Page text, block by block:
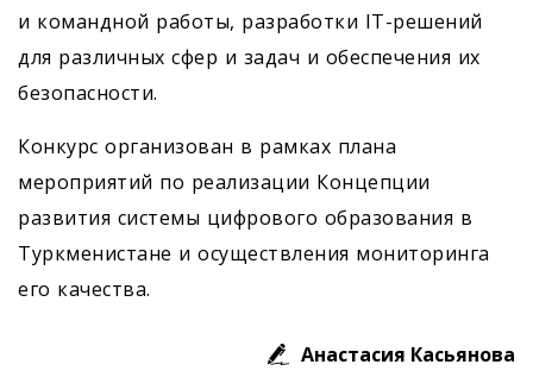
и командной работы, разработки IT-решений
для различных сфер и задач и обеспечения их
безопасности.
Конкурс организован в рамках плана
мероприятий по реализации Концепции
развития системы цифрового образования в
Туркменистане и осуществления мониторинга
его качества.
Анастасия Касьянова